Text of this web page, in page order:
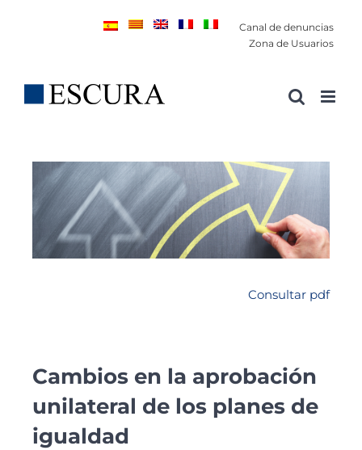
Canal de denuncias
Zona de Usuarios
Consultar pdf
Cambios en la aprobación
unilateral de los planes de
igualdad